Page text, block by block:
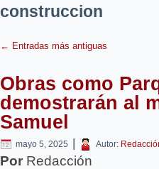
construccion
← Entradas más antiguas
Obras como
demostrarán al
Samuel
mayo 5, 2025 | Autor:
Por Redacción